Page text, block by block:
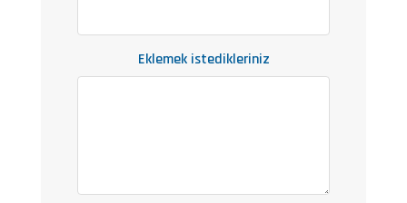
Eklemek istedikleriniz